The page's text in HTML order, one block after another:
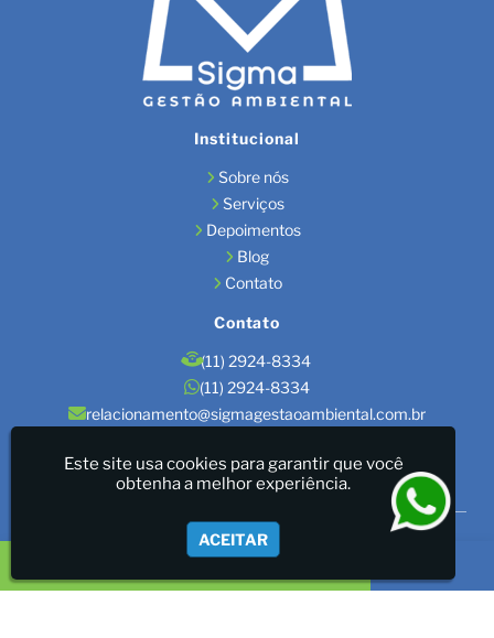
Institucional
Sobre nós
Serviços
Depoimentos
Blog
Contato
Contato
(11) 2924-8334
(11) 2924-8334
relacionamento@sigmagestaoambiental.com.br
Localização
São Paulo / SP
Sigma Gestão Ambiental - LICENÇAS AMBIENTAIS/GESTÃO
DE RESÍDUOS/LAUDOS
Este site usa cookies para garantir que você
obtenha a melhor experiência.
ACEITAR